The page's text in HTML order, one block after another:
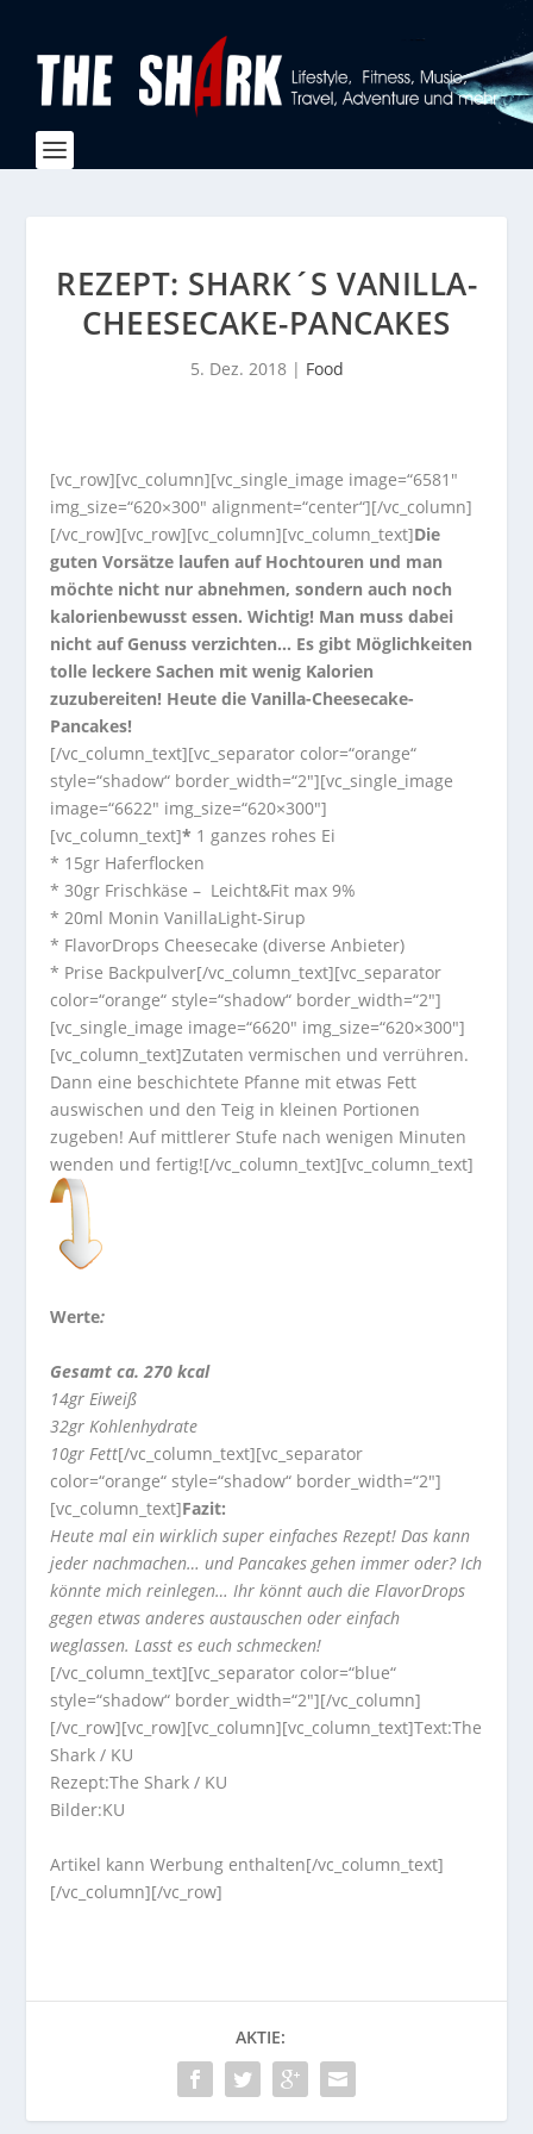
REZEPT: SHARK´S VANILLA-
CHEESECAKE-PANCAKES
5. Dez. 2018| Food
[vc_row][vc_column][vc_single_image image=“6581″
img_size=“620×300″ alignment=“center“][/vc_column]
[/vc_row][vc_row][vc_column][vc_column_text]Die
guten Vorsätze laufen auf Hochtouren und man
möchte nicht nur abnehmen, sondern auch noch
kalorienbewusst essen. Wichtig! Man muss dabei
nicht auf Genuss verzichten… Es gibt Möglichkeiten
tolle leckere Sachen mit wenig Kalorien
zuzubereiten! Heute die Vanilla-Cheesecake-
Pancakes!
[/vc_column_text][vc_separator color=“orange“
style=“shadow“ border_width=“2″][vc_single_image
image=“6622″ img_size=“620×300″]
[vc_column_text]* 1 ganzes rohes Ei
* 15gr Haferflocken
* 30gr Frischkäse – Leicht&Fit max 9%
* 20ml Monin VanillaLight-Sirup
* FlavorDrops Cheesecake (diverse Anbieter)
* Prise Backpulver[/vc_column_text][vc_separator
color=“orange“ style=“shadow“ border_width=“2″]
[vc_single_image image=“6620″ img_size=“620×300″]
[vc_column_text]Zutaten vermischen und verrühren.
Dann eine beschichtete Pfanne mit etwas Fett
auswischen und den Teig in kleinen Portionen
zugeben! Auf mittlerer Stufe nach wenigen Minuten
wenden und fertig![/vc_column_text][vc_column_text]
Werte:
Gesamt ca. 270 kcal
14gr Eiweiß
32gr Kohlenhydrate
10gr Fett[/vc_column_text][vc_separator
color=“orange“ style=“shadow“ border_width=“2″]
[vc_column_text]Fazit:
Heute mal ein wirklich super einfaches Rezept! Das kann
jeder nachmachen… und Pancakes gehen immer oder? Ich
könnte mich reinlegen… Ihr könnt auch die FlavorDrops
gegen etwas anderes austauschen oder einfach
weglassen. Lasst es euch schmecken!
[/vc_column_text][vc_separator color=“blue“
style=“shadow“ border_width=“2″][/vc_column]
[/vc_row][vc_row][vc_column][vc_column_text]Text:The
Shark / KU
Rezept:The Shark / KU
Bilder:KU
Artikel kann Werbung enthalten[/vc_column_text]
[/vc_column][/vc_row]
AKTIE: